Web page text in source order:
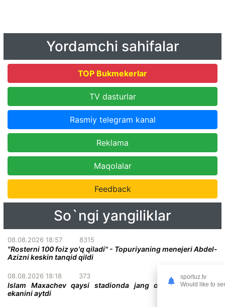
Yordamchi sahifalar
TOP Bukmekerlar
TV dasturlar
Rasmiy telegram kanal
Reklama
Maqolalar
Feedback
So`ngi yangiliklar
08.08.2026 18:57 8315
"Rosterni 100 foiz yo'q qiladi" - Topuriyaning menejeri Abdel-
Azizni keskin tanqid qildi
08.08.2026 18:18 373
Islam Maxachev qaysi stadionda jang o'tkazish istagida
ekanini aytdi
sportuz.tv
Would like to